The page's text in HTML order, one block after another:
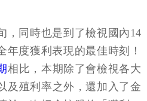
，同時也是到了檢視國內14
年度獲利表現的最佳時刻！
相比，本期除了會檢視各大
及殖利率之外，還加入了金